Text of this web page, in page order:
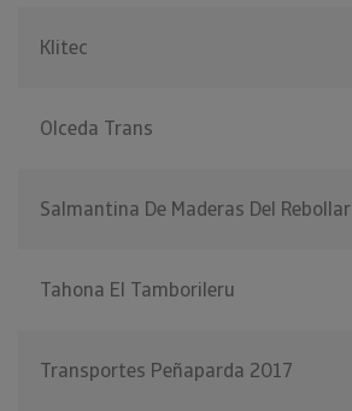
Klitec
Olceda Trans
Salmantina De Maderas Del Rebollar
Tahona El Tamborileru
Transportes Peñaparda 2017